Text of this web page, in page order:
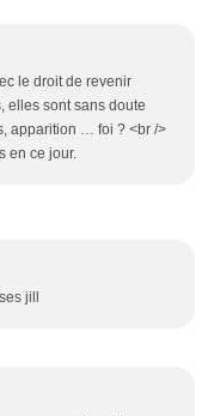
le droit de revenir
elles sont sans doute
apparition … foi ? <br />
en ce jour.
jill